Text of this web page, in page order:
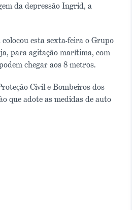
da depressão Ingrid, a
esta sexta-feira o Grupo
para agitação marítima, com
chegar aos 8 metros.
Civil e Bombeiros dos
que adote as medidas de auto